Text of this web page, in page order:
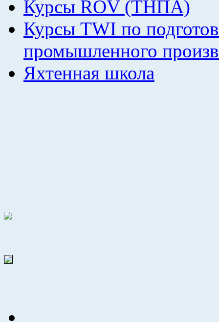
Курсы ROV (ТНПА)
Курсы TWI по
промышленного
Яхтенная школа